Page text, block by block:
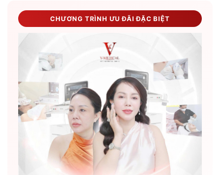
CHƯƠNG TRÌNH ƯU ĐÃI ĐẶC BIỆT